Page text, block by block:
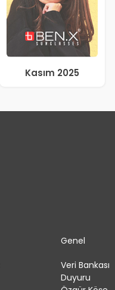
Kasım 2025
Genel
Veri Bankası
Duyuru